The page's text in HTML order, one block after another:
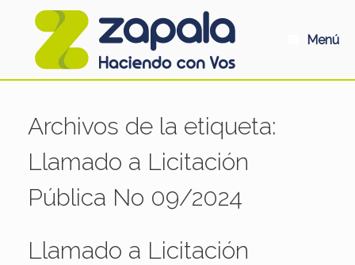
Menú
Archivos de la etiqueta:
Llamado a Licitación
Pública No 09/2024
Llamado a Licitación